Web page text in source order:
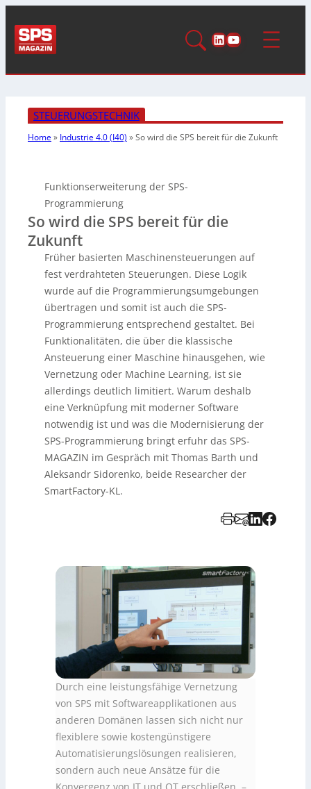
LinkedIn
YouTube
STEUERUNGSTECHNIK
Home» Industrie 4.0 (I40) »So wird die SPS bereit für die Zukunft
Funktionserweiterung der SPS-
Programmierung
So wird die SPS bereit für die
Zukunft
Früher basierten Maschinensteuerungen auf
fest verdrahteten Steuerungen. Diese Logik
wurde auf die Programmierungsumgebungen
übertragen und somit ist auch die SPS-
Programmierung entsprechend gestaltet. Bei
Funktionalitäten, die über die klassische
Ansteuerung einer Maschine hinausgehen, wie
Vernetzung oder Machine Learning, ist sie
allerdings deutlich limitiert. Warum deshalb
eine Verknüpfung mit moderner Software
notwendig ist und was die Modernisierung der
SPS-Programmierung bringt erfuhr das SPS-
MAGAZIN im Gespräch mit Thomas Barth und
Aleksandr Sidorenko, beide Researcher der
SmartFactory-KL.
Durch eine leistungsfähige Vernetzung
von SPS mit Softwareapplikationen aus
anderen Domänen lassen sich nicht nur
flexiblere sowie kostengünstigere
Automatisierungslösungen realisieren,
sondern auch neue Ansätze für die